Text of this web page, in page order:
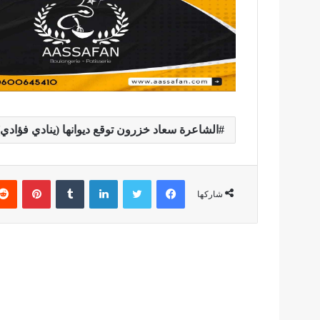
الشاعرة سعاد خزرون توقع ديوانها (ينادي
شاركها
فيسبوك تويتر لينكدإن